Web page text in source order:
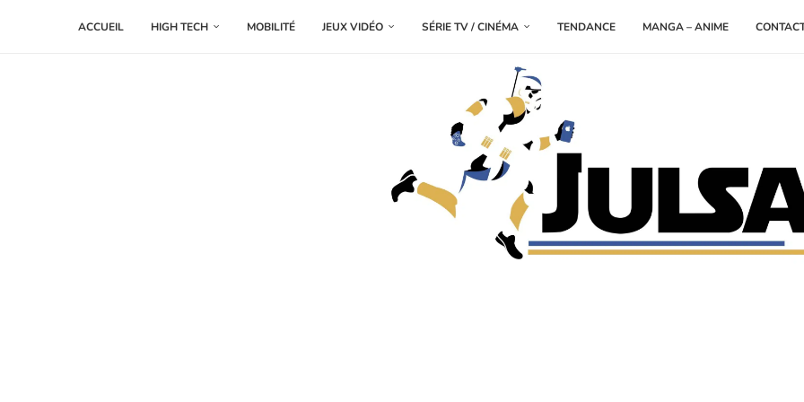
ACCUEIL HIGH TECH MOBILITÉ JEUX VIDÉO SÉRIE TV / CINÉMA TENDANCE MANGA – ANIME